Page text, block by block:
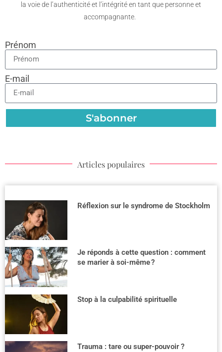
la voie de l’authenticité et l’intégrité en tant que personne et
accompagnante.
Prénom
E-mail
S'abonner
Articles populaires
Réflexion sur le syndrome de Stockholm
Je réponds à cette question : comment
se marier à soi-même ?
Stop à la culpabilité spirituelle
Trauma : tare ou super-pouvoir ?